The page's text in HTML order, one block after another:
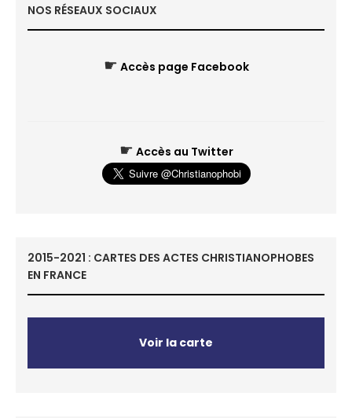
NOS RÉSEAUX SOCIAUX
☛ Accès page Facebook
☛ Accès au Twitter
2015-2021 : CARTES DES ACTES CHRISTIANOPHOBES
EN FRANCE
Voir la carte